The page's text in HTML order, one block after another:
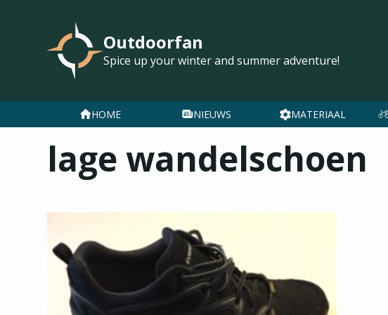
Outdoorfan
Spice up your winter and summer adventure!
HOME NIEUWS MATERIAAL
lage wandelschoen